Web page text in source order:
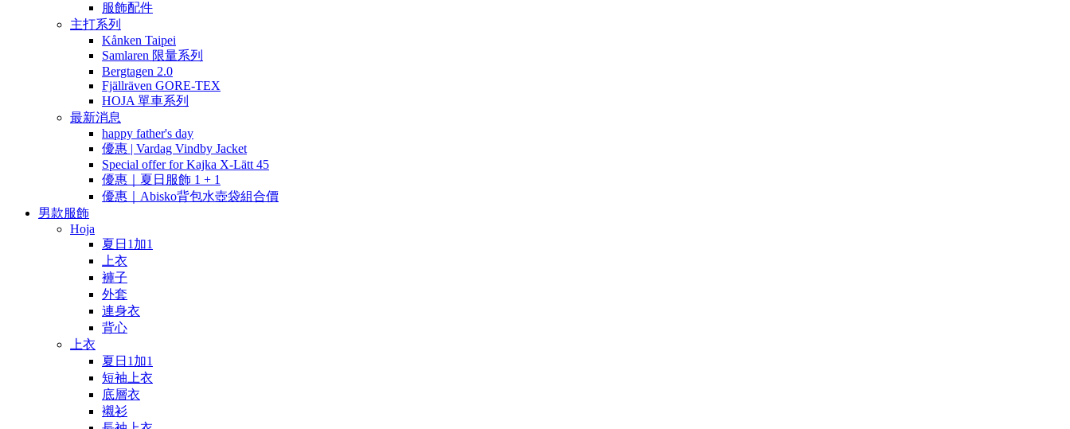
服飾配件
主打系列
Kånken Taipei
Samlaren 限量系列
Bergtagen 2.0
Fjällräven GORE-TEX
HOJA 單車系列
最新消息
happy father's day
優惠 | Vardag Vindby Jacket
Special offer for Kajka X-Lätt 45
優惠｜夏日服飾 1 + 1
優惠｜Abisko背包水壺袋組合價
男款服飾
Hoja
夏日1加1
上衣
褲子
外套
連身衣
背心
上衣
夏日1加1
短袖上衣
底層衣
襯衫